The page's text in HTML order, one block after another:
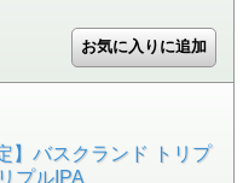
】バスクランド トリプ
プルIPA